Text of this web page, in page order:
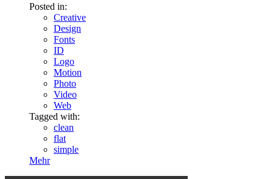
Posted in:
Creative
Design
Fonts
ID
Logo
Motion
Photo
Video
Web
Tagged with:
clean
flat
simple
Mehr